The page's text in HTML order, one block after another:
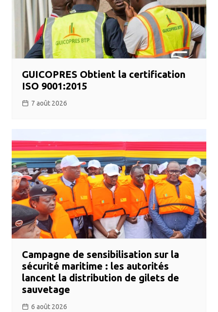
GUICOPRES Obtient la certification
ISO 9001:2015
7 août 2026
Campagne de sensibilisation sur la
sécurité maritime : les autorités
lancent la distribution de gilets de
sauvetage
6 août 2026